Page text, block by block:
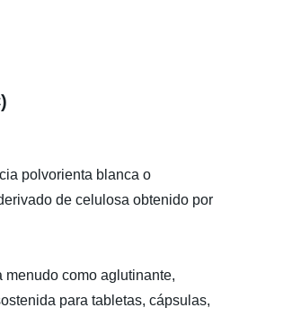
polvorienta blanca o
de celulosa obtenido por
como aglutinante,
para tabletas, cápsulas,